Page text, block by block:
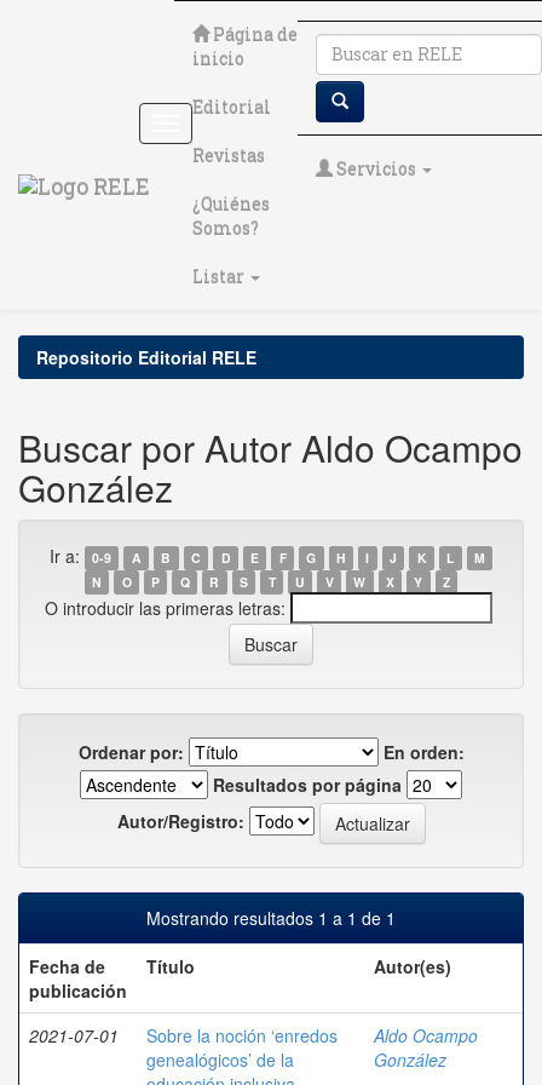
Página de
inicio
Editorial
Revistas
¿Quiénes
Somos?
Listar
Servicios
Repositorio Editorial RELE
Buscar por Autor Aldo Ocampo
González
Ir a: 0-9 A B C D E F G H I J K L
M
N
O P Q R S T U V W X Y Z
O introducir las primeras letras:
Ordenar por:
En orden:
Resultados por página
Autor/Registro:
Mostrando resultados 1 a 1 de 1
Fecha de
publicación
Título Autor(es)
2021-07-01
Sobre la noción ‘enredos
genealógicos’ de la
Aldo Ocampo
González